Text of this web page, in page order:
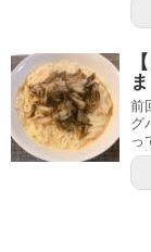
前
グ
っ